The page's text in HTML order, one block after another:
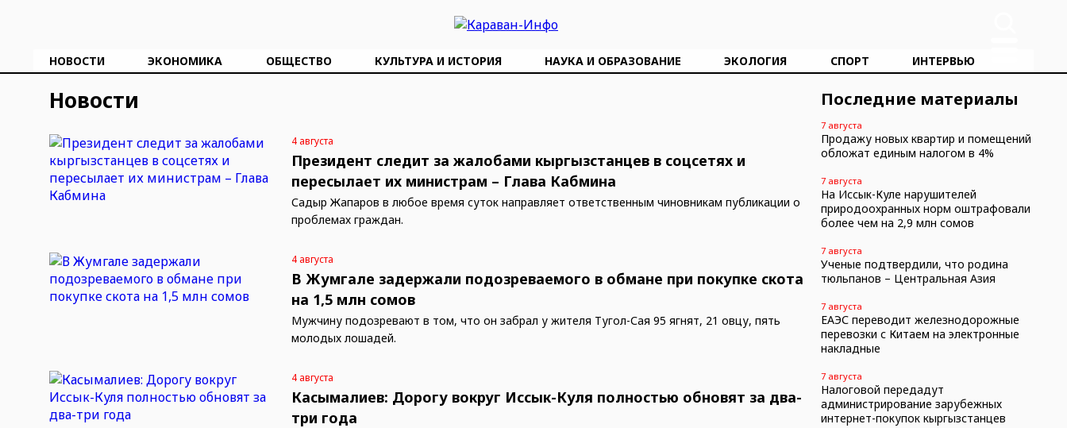
НОВОСТИ ЭКОНОМИКА ОБЩЕСТВО КУЛЬТУРА И ИСТОРИЯ НАУКА И ОБРАЗОВАНИЕ ЭКОЛОГИЯ СПОРТ ИНТЕРВЬЮ
Новости
4 августа
Президент следит за жалобами кыргызстанцев в соцсетях и
пересылает их министрам – Глава Кабмина
Садыр Жапаров в любое время суток направляет ответственным чиновникам публикации о
проблемах граждан.
4 августа
В Жумгале задержали подозреваемого в обмане при покупке скота
на 1,5 млн сомов
Мужчину подозревают в том, что он забрал у жителя Тугол-Сая 95 ягнят, 21 овцу, пять
молодых лошадей.
4 августа
Касымалиев: Дорогу вокруг Иссык-Куля полностью обновят за два-
три года
Последние материалы
7 августа
Продажу новых квартир и помещений
обложат единым налогом в 4%
7 августа
На Иссык-Куле нарушителей
природоохранных норм оштрафовали
более чем на 2,9 млн сомов
7 августа
Ученые подтвердили, что родина
тюльпанов – Центральная Азия
7 августа
ЕАЭС переводит железнодорожные
перевозки с Китаем на электронные
накладные
7 августа
Налоговой передадут
администрирование зарубежных
интернет-покупок кыргызстанцев